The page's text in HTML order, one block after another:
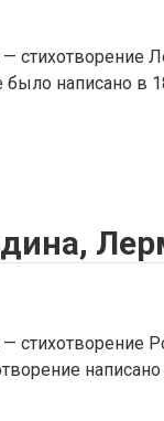
cтихотворение
написано в
— стихотворение